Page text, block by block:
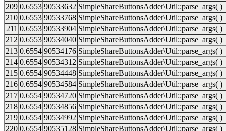
209 0.6553 90533632 SimpleShareButtonsAdder\Util::parse_args( )
210 0.6553 90533768 SimpleShareButtonsAdder\Util::parse_args( )
211 0.6553 90533904 SimpleShareButtonsAdder\Util::parse_args( )
212 0.6553 90534040 SimpleShareButtonsAdder\Util::parse_args( )
213 0.6554 90534176 SimpleShareButtonsAdder\Util::parse_args( )
214 0.6554 90534312 SimpleShareButtonsAdder\Util::parse_args( )
215 0.6554 90534448 SimpleShareButtonsAdder\Util::parse_args( )
216 0.6554 90534584 SimpleShareButtonsAdder\Util::parse_args( )
217 0.6554 90534720 SimpleShareButtonsAdder\Util::parse_args( )
218 0.6554 90534856 SimpleShareButtonsAdder\Util::parse_args( )
219 0.6554 90534992 SimpleShareButtonsAdder\Util::parse_args( )
220 0.6554 90535128 SimpleShareButtonsAdder\Util::parse_args( )